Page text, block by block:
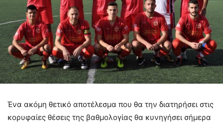
Ένα ακόμη θετικό αποτέλεσμα που θα την διατηρήσει στις
κορυφαίες θέσεις της βαθμολογίας θα κυνηγήσει σήμερα